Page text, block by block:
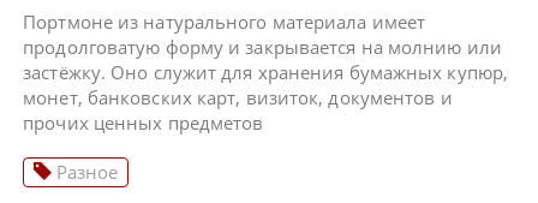
Портмоне из натурального материала имеет
продолговатую форму и закрывается на молнию или
застёжку. Оно служит для хранения бумажных купюр,
монет, банковских карт, визиток, документов и
прочих ценных предметов
Разное